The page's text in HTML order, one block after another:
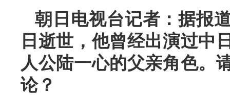
朝日电视台记者：据报
日逝世，他曾经出演过中
人公陆一心的父亲角色。
论？